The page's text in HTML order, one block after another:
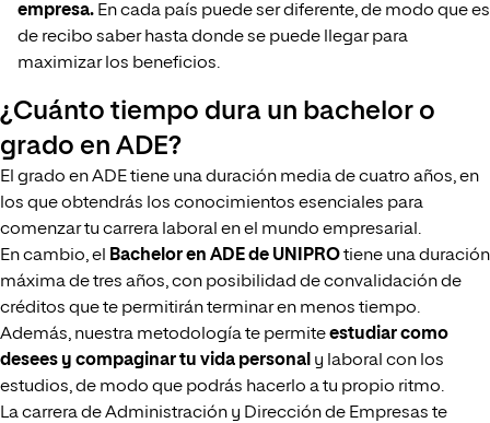
empresa. En cada país puede ser diferente, de modo que es
de recibo saber hasta donde se puede llegar para
maximizar los beneficios.
¿Cuánto tiempo dura un bachelor o
grado en ADE?
El grado en ADE tiene una duración media de cuatro años, en
los que obtendrás los conocimientos esenciales para
comenzar tu carrera laboral en el mundo empresarial.
En cambio, el
Bachelor en ADE de UNIPROtiene una duración
máxima de tres años, con posibilidad de convalidación de
créditos que te permitirán terminar en menos tiempo.
Además, nuestra metodología te permiteestudiar como
desees y compaginar tu vida personal y laboral con los
estudios, de modo que podrás hacerlo a tu propio ritmo.
La carrera de Administración y Dirección de Empresas te